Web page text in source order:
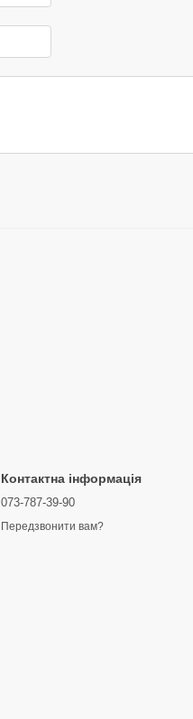
Контактна інформація
073-787-39-90
Передзвонити вам?